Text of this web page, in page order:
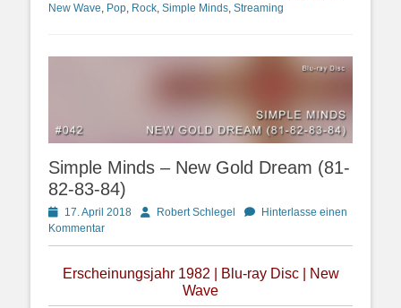
New Wave Pop Rock Simple Minds Streaming
Simple Minds – New Gold Dream (81-
82-83-84)
Posted
on
17. April 2018 AutorRobert Schlegel
Hinterlasse einen
Kommentar
Erscheinungsjahr 1982 | Blu-ray Disc | New
Wave